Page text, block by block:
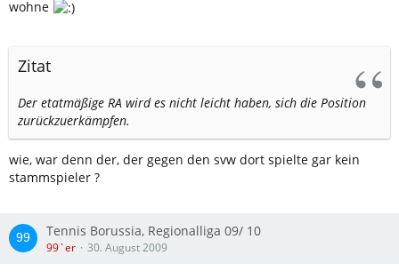
wohne
Zitat
Der etatmäßige RA wird es nicht leicht haben, sich die Position
zurückzuerkämpfen.
wie, war denn der, der gegen den svw dort spielte gar kein
stammspieler ?
Tennis Borussia, Regionalliga 09/ 10
99`er 30. August 2009